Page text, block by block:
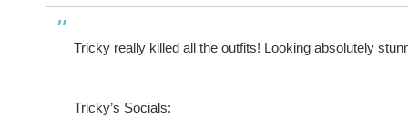
Tricky really killed all the outfits! Looking absolutely
Tricky’s Socials: